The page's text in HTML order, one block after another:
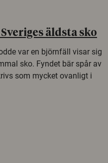
äldsta sko
var en björnfäll visar sig
sko. Fyndet bär spår av
som mycket ovanligt i